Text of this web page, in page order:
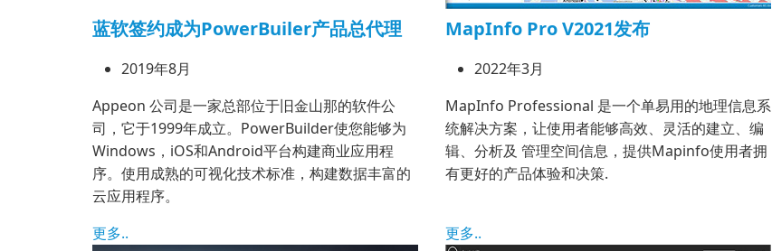
蓝软签约成为PowerBuiler产品总代理
2019年8月
Appeon 公司是一家总部位于旧金山那的软件公
司，它于1999年成立。PowerBuilder使您能够为
Windows，iOS和Android平台构建商业应用程
序。使用成熟的可视化技术标准，构建数据丰富的
云应用程序。
更多..
MapInfo Pro V2021发布
2022年3月
MapInfo Professional 是一个单易用的地理信息系
统解决方案，让使用者能够高效、灵活的建立、编
辑、分析及 管理空间信息，提供Mapinfo使用者拥
有更好的产品体验和决策.
更多..